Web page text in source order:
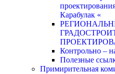
Карабулак «
Контрольно –
Полезные
Примирительная